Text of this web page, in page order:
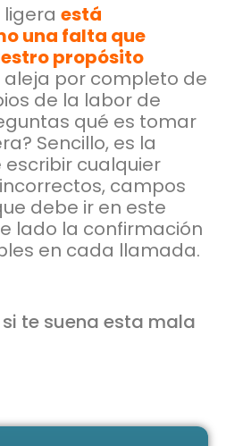
está
una falta que
propósito
aleja por completo de
de la labor de
qué es tomar
Sencillo, es la
cualquier
campos
debe ir en este
lado la confirmación
en cada llamada.
te suena esta mala